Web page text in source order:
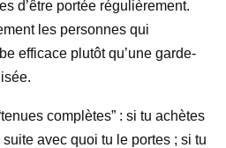
d’être portée régulièrement.
les personnes qui
efficace plutôt qu’une garde-
complètes” : si tu achètes
avec quoi tu le portes ; si tu